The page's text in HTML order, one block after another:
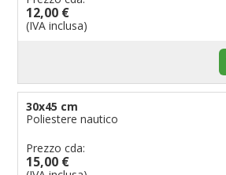
Bandiere per musicisti
pennoni per bandiere
12,00 €
(IVA inclusa)
30x45 cm
Poliestere nautico
Prezzo cda:
15,00 €